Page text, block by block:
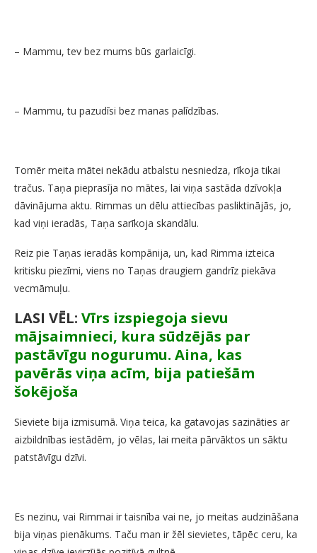
– Mammu, tev bez mums būs garlaicīgi.
– Mammu, tu pazudīsi bez manas palīdzības.
Tomēr meita mātei nekādu atbalstu nesniedza, rīkoja tikai
tračus. Taņa pieprasīja no mātes, lai viņa sastāda dzīvokļa
dāvinājuma aktu. Rimmas un dēlu attiecības pasliktinājās, jo,
kad viņi ieradās, Taņa sarīkoja skandālu.
Reiz pie Taņas ieradās kompānija, un, kad Rimma izteica
kritisku piezīmi, viens no Taņas draugiem gandrīz piekāva
vecmāmuļu.
LASI VĒL: Vīrs izspiegoja sievu
mājsaimnieci, kura sūdzējās par
pastāvīgu nogurumu. Aina, kas
pavērās viņa acīm, bija patiešām
šokējoša
Sieviete bija izmisumā. Viņa teica, ka gatavojas sazināties ar
aizbildnības iestādēm, jo vēlas, lai meita pārvāktos un sāktu
patstāvīgu dzīvi.
Es nezinu, vai Rimmai ir taisnība vai ne, jo meitas audzināšana
bija viņas pienākums. Taču man ir žēl sievietes, tāpēc ceru, ka